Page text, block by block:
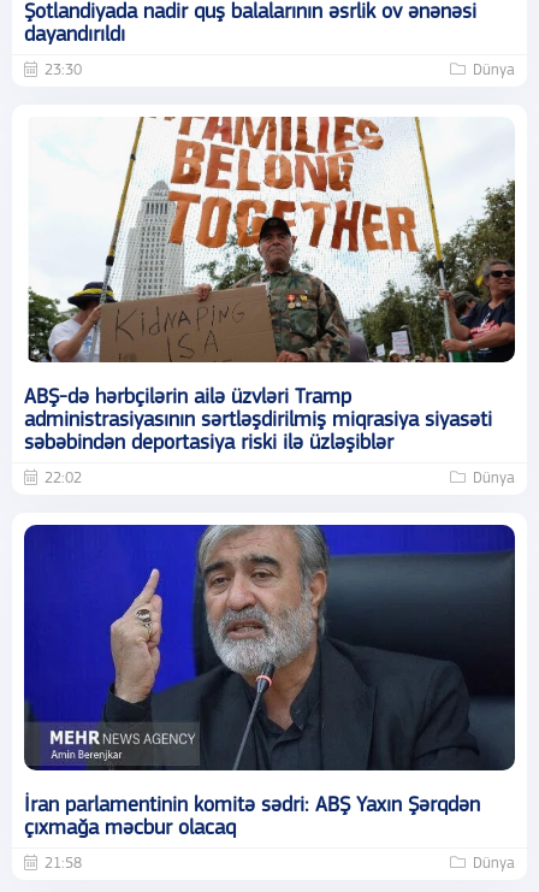
Şotlandiyada nadir quş balalarının əsrlik ov ənənəsi
dayandırıldı
23:30 Dünya
ABŞ-də hərbçilərin ailə üzvləri Tramp
administrasiyasının sərtləşdirilmiş miqrasiya siyasəti
səbəbindən deportasiya riski ilə üzləşiblər
22:02 Dünya
İran parlamentinin komitə sədri: ABŞ Yaxın Şərqdən
çıxmağa məcbur olacaq
21:58 Dünya